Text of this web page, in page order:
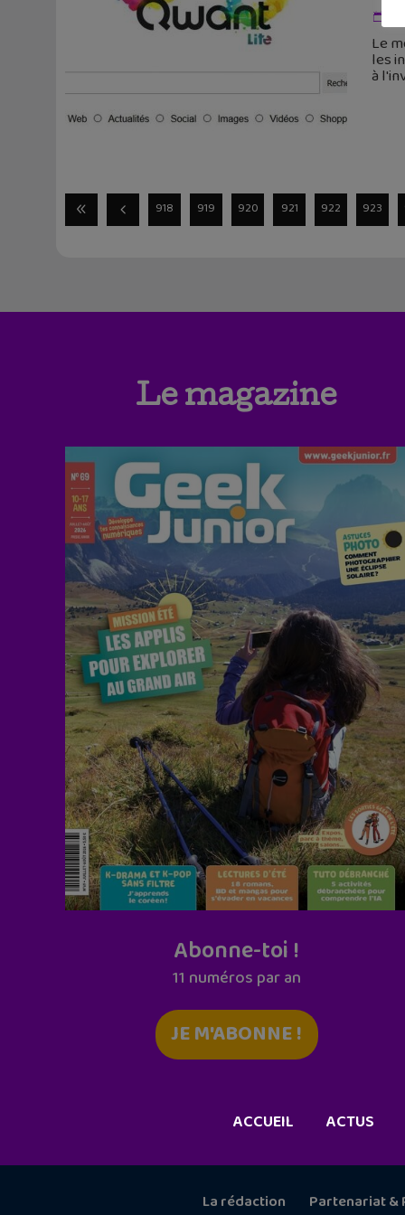
Le
les
à
918 919 920 921 922 923
Le magazine
Abonne-toi !
11 numéros par an
JE M'ABONNE !
ACCUEIL ACTUS
La rédaction Partenariat &